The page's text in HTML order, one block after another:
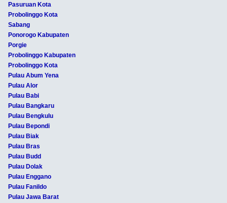
Pasuruan Kota
Probolinggo Kota
Sabang
Ponorogo Kabupaten
Porgie
Probolinggo Kabupaten
Probolinggo Kota
Pulau Abum Yena
Pulau Alor
Pulau Babi
Pulau Bangkaru
Pulau Bengkulu
Pulau Bepondi
Pulau Biak
Pulau Bras
Pulau Budd
Pulau Dolak
Pulau Enggano
Pulau Fanildo
Pulau Jawa Barat